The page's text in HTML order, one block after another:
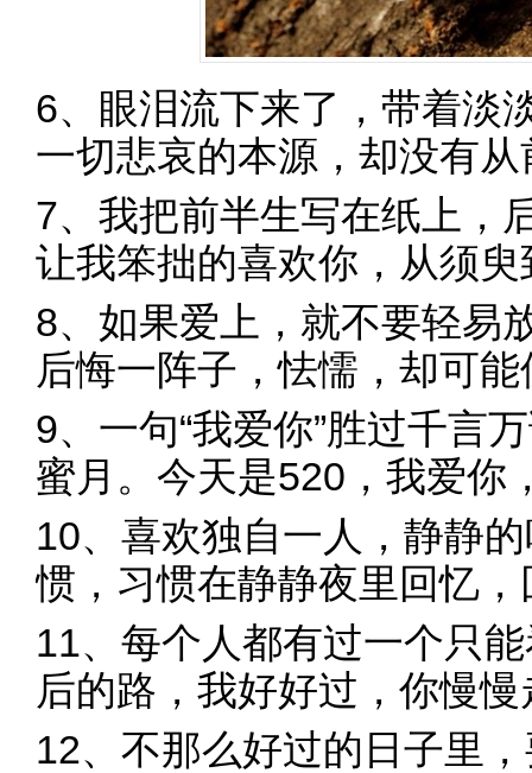
6、眼泪流下来了，带着淡
一切悲哀的本源，却没有
7、我把前半生写在纸上，
让我笨拙的喜欢你，从须
8、如果爱上，就不要轻易
后悔一阵子，怯懦，却可
9、一句“我爱你”胜过千言
蜜月。今天是520，我爱你
10、喜欢独自一人，静静
惯，习惯在静静夜里回忆
11、每个人都有过一个只
后的路，我好好过，你慢
12、不那么好过的日子里